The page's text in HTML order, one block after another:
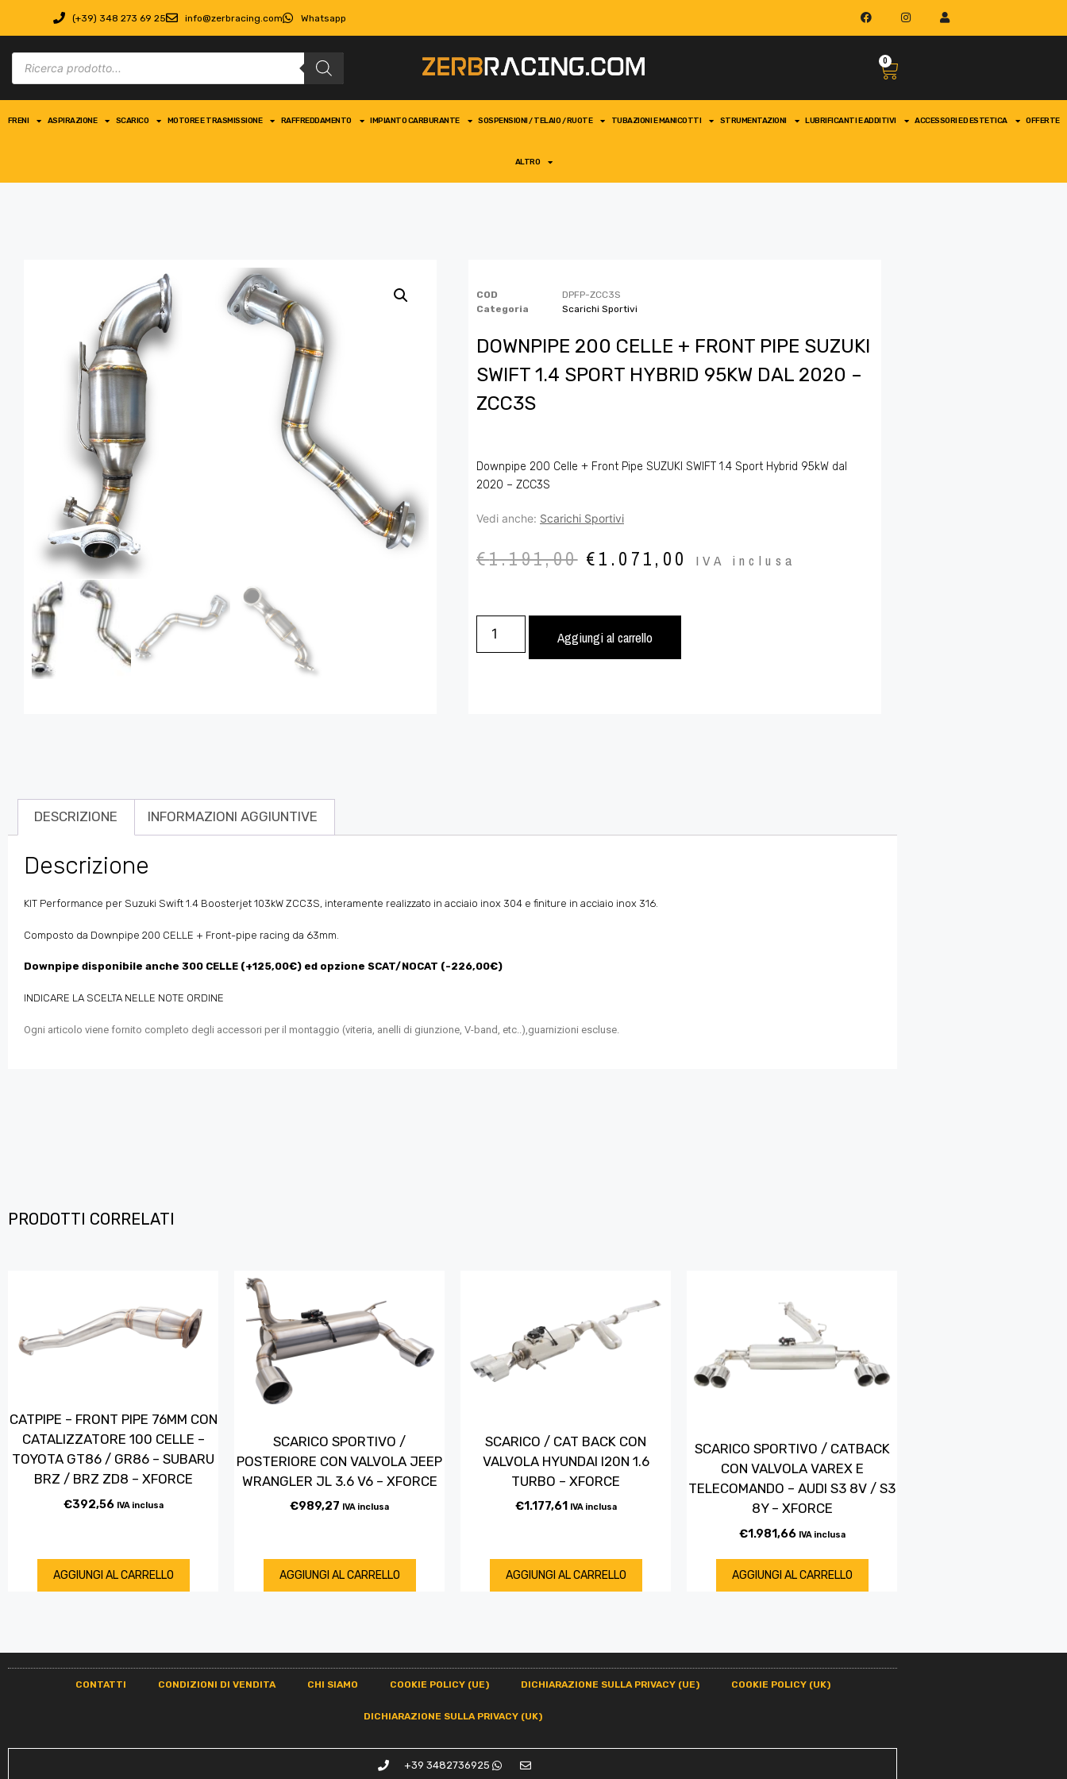
(+39) 348 273 69 25 info@zerbracing.com Whatsapp
0
FRENI ASPIRAZIONE SCARICO MOTORE E TRASMISSIONE RAFFREDDAMENTO IMPIANTO CARBURANTE SOSPENSIONI / TELAIO / RUOTE TUBAZIONI E MANICOTTI STRUMENTAZIONI LUBRIFICANTI E ADDITIVI ACCESSORI ED ESTETICA OFFERTE
ALTRO
COD
DPFP-ZCC3S
Categoria
Scarichi Sportivi
DOWNPIPE 200 CELLE + FRONT PIPE SUZUKI
SWIFT 1.4 SPORT HYBRID 95KW DAL 2020 –
ZCC3S
Downpipe 200 Celle + Front Pipe SUZUKI SWIFT 1.4 Sport Hybrid 95kW dal
2020 – ZCC3S
Vedi anche: Scarichi Sportivi
€1.191,00 €1.071,00 IVA inclusa
Aggiungi al carrello
DESCRIZIONE INFORMAZIONI AGGIUNTIVE
Descrizione
KIT Performance per Suzuki Swift 1.4 Boosterjet 103kW ZCC3S, interamente realizzato in acciaio inox 304 e finiture in acciaio inox 316.
Composto da Downpipe 200 CELLE + Front-pipe racing da 63mm.
Downpipe disponibile anche 300 CELLE (+125,00€) ed opzione SCAT/NOCAT (-226,00€)
INDICARE LA SCELTA NELLE NOTE ORDINE
Ogni articolo viene fornito completo degli accessori per il montaggio (viteria, anelli di giunzione, V-band, etc..),guarnizioni escluse.
PRODOTTI CORRELATI
CATPIPE – FRONT PIPE 76MM CON
CATALIZZATORE 100 CELLE –
TOYOTA GT86 / GR86 – SUBARU
BRZ / BRZ ZD8 – XFORCE
€392,56 IVA inclusa
AGGIUNGI AL CARRELLO
SCARICO SPORTIVO /
POSTERIORE CON VALVOLA JEEP
WRANGLER JL 3.6 V6 – XFORCE
€989,27 IVA inclusa
AGGIUNGI AL CARRELLO
SCARICO / CAT BACK CON
VALVOLA HYUNDAI I20N 1.6
TURBO – XFORCE
€1.177,61 IVA inclusa
AGGIUNGI AL CARRELLO
SCARICO SPORTIVO / CATBACK
CON VALVOLA VAREX E
TELECOMANDO – AUDI S3 8V / S3
8Y – XFORCE
€1.981,66 IVA inclusa
AGGIUNGI AL CARRELLO
CONTATTI CONDIZIONI DI VENDITA CHI SIAMO COOKIE POLICY (UE) DICHIARAZIONE SULLA PRIVACY (UE) COOKIE POLICY (UK)
DICHIARAZIONE SULLA PRIVACY (UK)
+39 3482736925